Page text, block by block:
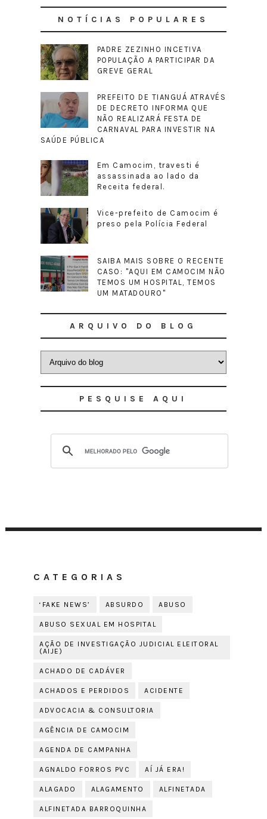
NOTÍCIAS POPULARES
PADRE ZEZINHO INCETIVA
POPULAÇÃO A PARTICIPAR DA
GREVE GERAL
PREFEITO DE TIANGUÁ ATRAVÉS
DE DECRETO INFORMA QUE
NÃO REALIZARÁ FESTA DE
CARNAVAL PARA INVESTIR NA
SAÚDE PÚBLICA
Em Camocim, travesti é
assassinada ao lado da
Receita federal.
Vice-prefeito de Camocim é
preso pela Polícia Federal
SAIBA MAIS SOBRE O RECENTE
CASO: "AQUI EM CAMOCIM NÃO
TEMOS UM HOSPITAL, TEMOS
UM MATADOURO"
ARQUIVO DO BLOG
PESQUISE AQUI
CATEGORIAS
‘FAKE NEWS’ ABSURDO ABUSO
ABUSO SEXUAL EM HOSPITAL
AÇÃO DE INVESTIGAÇÃO JUDICIAL ELEITORAL
(AIJE)
ACHADO DE CADÁVER
ACHADOS E PERDIDOS ACIDENTE
ADVOCACIA & CONSULTORIA
AGÊNCIA DE CAMOCIM
AGENDA DE CAMPANHA
AGNALDO FORROS PVC AÍ JÁ ERA!
ALAGADO ALAGAMENTO ALFINETADA
ALFINETADA BARROQUINHA